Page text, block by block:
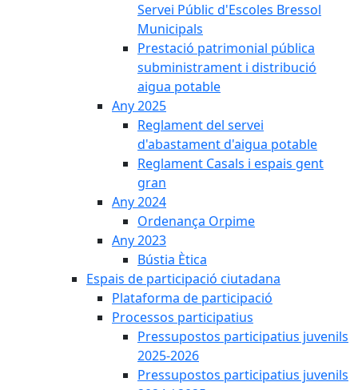
Servei Públic d'Escoles Bressol
Municipals
Prestació patrimonial pública
subministrament i distribució
aigua potable
Any 2025
Reglament del servei
d'abastament d'aigua potable
Reglament Casals i espais gent
gran
Any 2024
Ordenança Orpime
Any 2023
Bústia Ètica
Espais de participació ciutadana
Plataforma de participació
Processos participatius
Pressupostos participatius juvenils
2025-2026
Pressupostos participatius juvenils